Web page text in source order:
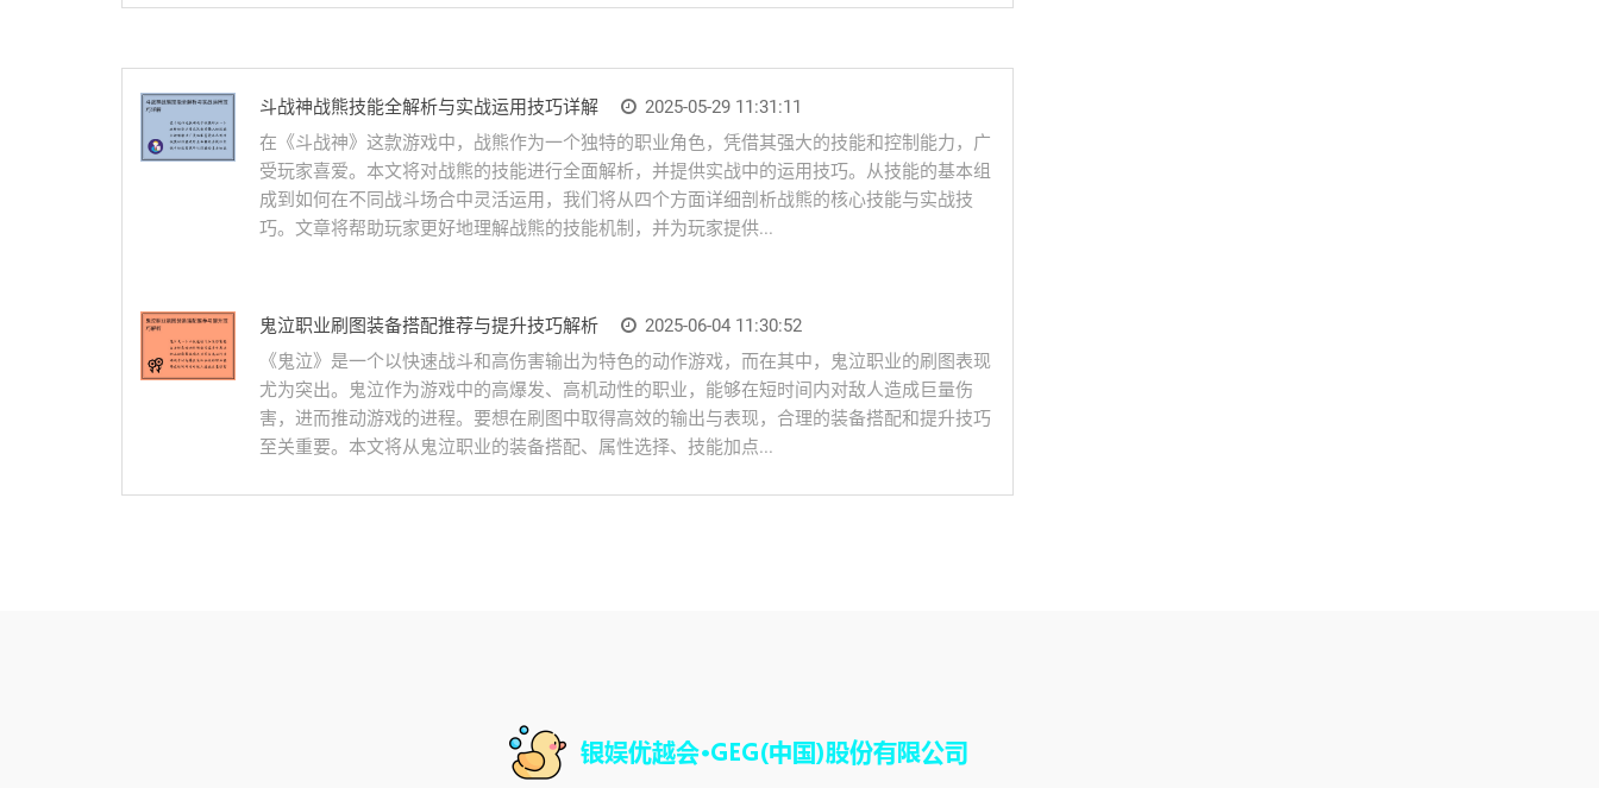
斗战神战熊技能全解析与实战运用技巧详解
2025-05-29 11:31:11
在《斗战神》这款游戏中，战熊作为一个独特的职业角色，凭借其强大的技能和控制能力，广
受玩家喜爱。本文将对战熊的技能进行全面解析，并提供实战中的运用技巧。从技能的基本组
成到如何在不同战斗场合中灵活运用，我们将从四个方面详细剖析战熊的核心技能与实战技
巧。文章将帮助玩家更好地理解战熊的技能机制，并为玩家提供...
鬼泣职业刷图装备搭配推荐与提升技巧解析
2025-06-04 11:30:52
《鬼泣》是一个以快速战斗和高伤害输出为特色的动作游戏，而在其中，鬼泣职业的刷图表现
尤为突出。鬼泣作为游戏中的高爆发、高机动性的职业，能够在短时间内对敌人造成巨量伤
害，进而推动游戏的进程。要想在刷图中取得高效的输出与表现，合理的装备搭配和提升技巧
至关重要。本文将从鬼泣职业的装备搭配、属性选择、技能加点...